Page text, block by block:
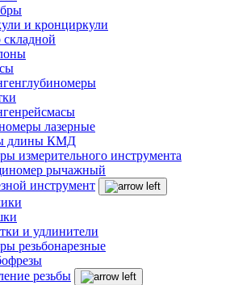
и кронциркули
лазерные
длины КМД
измерительного инструмента
рычажный
инструмент
и удлинители
резьбонарезные
резьбы